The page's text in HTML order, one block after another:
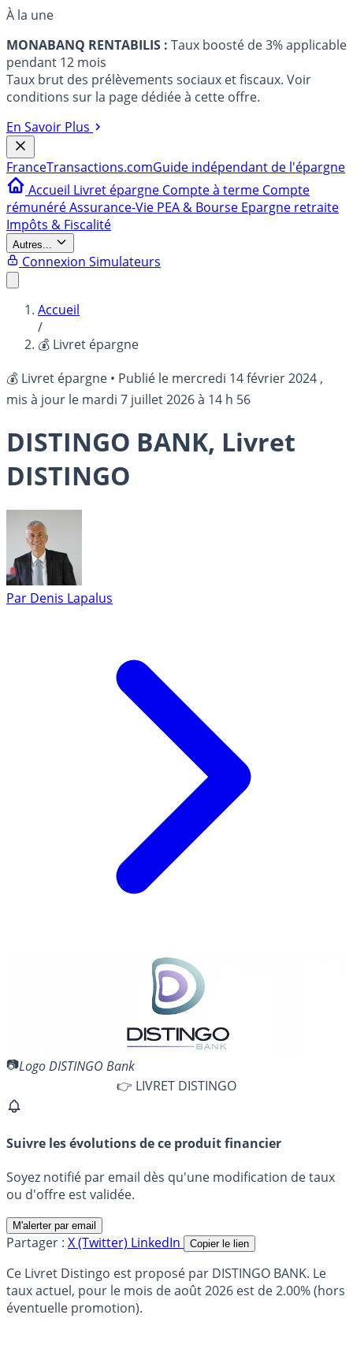
À la une
MONABANQ RENTABILIS : Taux boosté de 3% applicable
pendant 12 mois
Taux brut des prélèvements sociaux et fiscaux. Voir
conditions sur la page dédiée à cette offre.
En Savoir Plus
FranceTransactions.comGuide indépendant de l'épargne
Accueil Livret épargne Compte à terme Compte
rémunéréAssurance-Vie PEA & Bourse Epargne retraite
Impôts & Fiscalité
Autres...
Connexion Simulateurs
Accueil
/
💰 Livret épargne
💰 Livret épargne • Publié le mercredi 14 février 2024 ,
mis à jour le mardi 7 juillet 2026 à 14 h 56
DISTINGO BANK, Livret
DISTINGO
Par Denis Lapalus
Logo DISTINGO Bank
👉 LIVRET DISTINGO
Suivre les évolutions de ce produit financier
Soyez notifié par email dès qu'une modification de taux
ou d'offre est validée.
M'alerter par email
Partager : X (Twitter) LinkedIn Copier le lien
Ce Livret Distingo est proposé par DISTINGO BANK. Le
taux actuel, pour le mois de août 2026 est de 2.00% (hors
éventuelle promotion).